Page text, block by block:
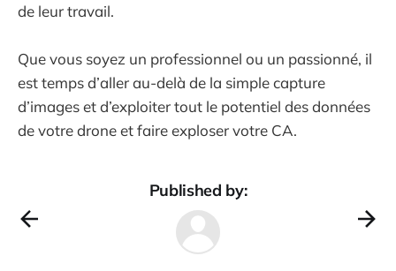
de leur travail.
Que vous soyez un professionnel ou un passionné, il
est temps d’aller au-delà de la simple capture
d’images et d’exploiter tout le potentiel des données
de votre drone et faire exploser votre CA.
Published by: